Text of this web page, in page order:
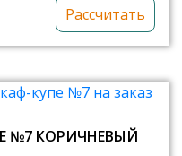
Рассчитать
№7 КОРИЧНЕВЫЙ